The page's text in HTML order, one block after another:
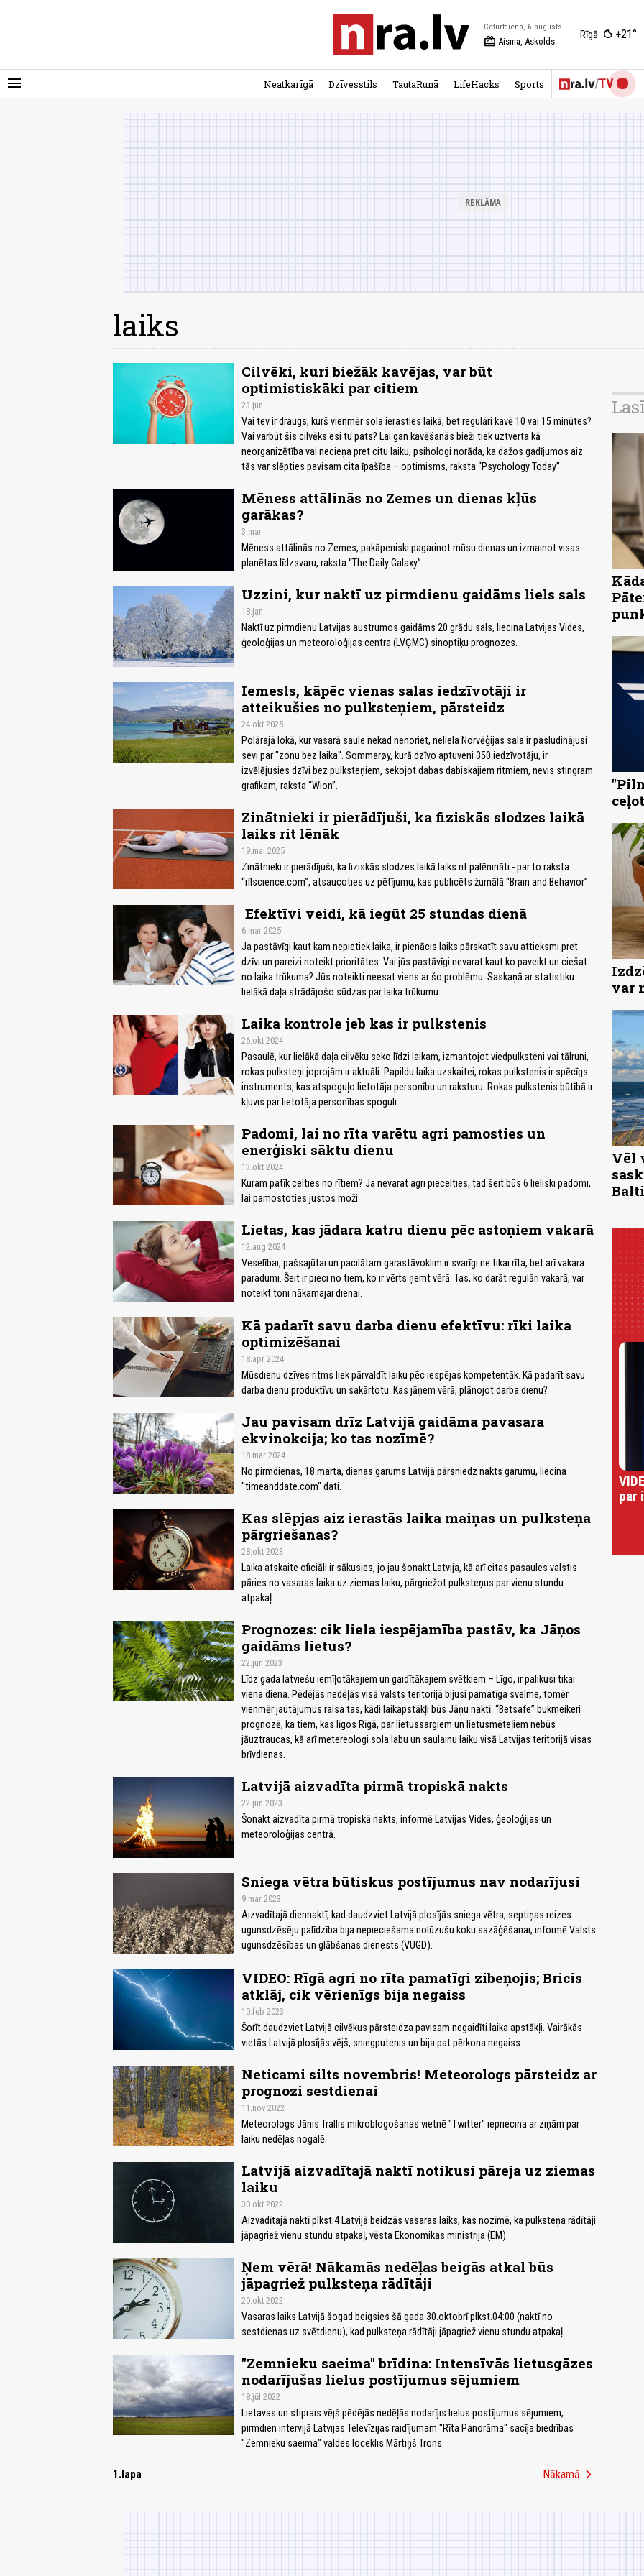
menu
Ceturtdiena, 6.augusts
redeem Aisma, Askolds
Rīgā +21°
Neatkarīgā Dzīvesstils TautaRunā LifeHacks Sports
laiks
Cilvēki, kuri biežāk kavējas, var būt
optimistiskāki par citiem
23.jun
Vai tev ir draugs, kurš vienmēr sola ierasties laikā, bet regulāri kavē 10 vai 15 minūtes?
Vai varbūt šis cilvēks esi tu pats? Lai gan kavēšanās bieži tiek uztverta kā
neorganizētība vai necieņa pret citu laiku, psihologi norāda, ka dažos gadījumos aiz
tās var slēpties pavisam cita īpašība – optimisms, raksta “Psychology Today”.
Mēness attālinās no Zemes un dienas kļūs
garākas?
3.mar
Mēness attālinās no Zemes, pakāpeniski pagarinot mūsu dienas un izmainot visas
planētas līdzsvaru, raksta “The Daily Galaxy”.
Uzzini, kur naktī uz pirmdienu gaidāms liels sals
18.jan
Naktī uz pirmdienu Latvijas austrumos gaidāms 20 grādu sals, liecina Latvijas Vides,
ģeoloģijas un meteoroloģijas centra (LVĢMC) sinoptiķu prognozes.
Iemesls, kāpēc vienas salas iedzīvotāji ir
atteikušies no pulksteņiem, pārsteidz
24.okt 2025
Polārajā lokā, kur vasarā saule nekad nenoriet, neliela Norvēģijas sala ir pasludinājusi
sevi par "zonu bez laika". Sommarøy, kurā dzīvo aptuveni 350 iedzīvotāju, ir
izvēlējusies dzīvi bez pulksteņiem, sekojot dabas dabiskajiem ritmiem, nevis stingram
grafikam, raksta “Wion”.
Zinātnieki ir pierādījuši, ka fiziskās slodzes laikā
laiks rit lēnāk
19.mai 2025
Zinātnieki ir pierādījuši, ka fiziskās slodzes laikā laiks rit palēnināti - par to raksta
“iflscience.com”, atsaucoties uz pētījumu, kas publicēts žurnālā “Brain and Behavior”.
Efektīvi veidi, kā iegūt 25 stundas dienā
6.mar 2025
Ja pastāvīgi kaut kam nepietiek laika, ir pienācis laiks pārskatīt savu attieksmi pret
dzīvi un pareizi noteikt prioritātes. Vai jūs pastāvīgi nevarat kaut ko paveikt un ciešat
no laika trūkuma? Jūs noteikti neesat viens ar šo problēmu. Saskaņā ar statistiku
lielākā daļa strādājošo sūdzas par laika trūkumu.
Laika kontrole jeb kas ir pulkstenis
26.okt 2024
Pasaulē, kur lielākā daļa cilvēku seko līdzi laikam, izmantojot viedpulksteni vai tālruni,
rokas pulksteņi joprojām ir aktuāli. Papildu laika uzskaitei, rokas pulkstenis ir spēcīgs
instruments, kas atspoguļo lietotāja personību un raksturu. Rokas pulkstenis būtībā ir
kļuvis par lietotāja personības spoguli.
Padomi, lai no rīta varētu agri pamosties un
enerģiski sāktu dienu
13.okt 2024
Kuram patīk celties no rītiem? Ja nevarat agri piecelties, tad šeit būs 6 lieliski padomi,
lai pamostoties justos moži.
Lietas, kas jādara katru dienu pēc astoņiem vakarā
12.aug 2024
Veselībai, pašsajūtai un pacilātam garastāvoklim ir svarīgi ne tikai rīta, bet arī vakara
paradumi. Šeit ir pieci no tiem, ko ir vērts ņemt vērā. Tas, ko darāt regulāri vakarā, var
noteikt toni nākamajai dienai.
Kā padarīt savu darba dienu efektīvu: rīki laika
optimizēšanai
18.apr 2024
Mūsdienu dzīves ritms liek pārvaldīt laiku pēc iespējas kompetentāk. Kā padarīt savu
darba dienu produktīvu un sakārtotu. Kas jāņem vērā, plānojot darba dienu?
Jau pavisam drīz Latvijā gaidāma pavasara
ekvinokcija; ko tas nozīmē?
18.mar 2024
No pirmdienas, 18.marta, dienas garums Latvijā pārsniedz nakts garumu, liecina
"timeanddate.com" dati.
Kas slēpjas aiz ierastās laika maiņas un pulksteņa
pārgriešanas?
28.okt 2023
Laika atskaite oficiāli ir sākusies, jo jau šonakt Latvija, kā arī citas pasaules valstis
pāries no vasaras laika uz ziemas laiku, pārgriežot pulksteņus par vienu stundu
atpakaļ.
Prognozes: cik liela iespējamība pastāv, ka Jāņos
gaidāms lietus?
22.jun 2023
Līdz gada latviešu iemīļotākajiem un gaidītākajiem svētkiem – Līgo, ir palikusi tikai
viena diena. Pēdējās nedēļās visā valsts teritorijā bijusi pamatīga svelme, tomēr
vienmēr jautājumus raisa tas, kādi laikapstākļi būs Jāņu naktī. “Betsafe” bukmeikeri
prognozē, ka tiem, kas līgos Rīgā, par lietussargiem un lietusmēteļiem nebūs
jāuztraucas, kā arī metereologi sola labu un saulainu laiku visā Latvijas teritorijā visas
brīvdienas.
Latvijā aizvadīta pirmā tropiskā nakts
22.jun 2023
Šonakt aizvadīta pirmā tropiskā nakts, informē Latvijas Vides, ģeoloģijas un
meteoroloģijas centrā.
Sniega vētra būtiskus postījumus nav nodarījusi
9.mar 2023
Aizvadītajā diennaktī, kad daudzviet Latvijā plosījās sniega vētra, septiņas reizes
ugunsdzēsēju palīdzība bija nepieciešama nolūzušu koku sazāģēšanai, informē Valsts
ugunsdzēsības un glābšanas dienests (VUGD).
VIDEO: Rīgā agri no rīta pamatīgi zibeņojis; Bricis
atklāj, cik vērienīgs bija negaiss
10.feb 2023
Šorīt daudzviet Latvijā cilvēkus pārsteidza pavisam negaidīti laika apstākļi. Vairākās
vietās Latvijā plosījās vējš, sniegputenis un bija pat pērkona negaiss.
Neticami silts novembris! Meteorologs pārsteidz ar
prognozi sestdienai
11.nov 2022
Meteorologs Jānis Trallis mikroblogošanas vietnē "Twitter" iepriecina ar ziņām par
laiku nedēļas nogalē.
Latvijā aizvadītajā naktī notikusi pāreja uz ziemas
laiku
30.okt 2022
Aizvadītajā naktī plkst.4 Latvijā beidzās vasaras laiks, kas nozīmē, ka pulksteņa rādītāji
jāpagriež vienu stundu atpakaļ, vēsta Ekonomikas ministrija (EM).
Ņem vērā! Nākamās nedēļas beigās atkal būs
jāpagriež pulksteņa rādītāji
20.okt 2022
Vasaras laiks Latvijā šogad beigsies šā gada 30.oktobrī plkst.04:00 (naktī no
sestdienas uz svētdienu), kad pulksteņa rādītāji jāpagriež vienu stundu atpakaļ.
"Zemnieku saeima" brīdina: Intensīvās lietusgāzes
nodarījušas lielus postījumus sējumiem
18.jūl 2022
Lietavas un stiprais vējš pēdējās nedēļās nodarījis lielus postījumus sējumiem,
pirmdien intervijā Latvijas Televīzijas raidījumam "Rīta Panorāma" sacīja biedrības
"Zemnieku saeima" valdes loceklis Mārtiņš Trons.
1.lapa Nākamā chevron_right
var
Vēl
par